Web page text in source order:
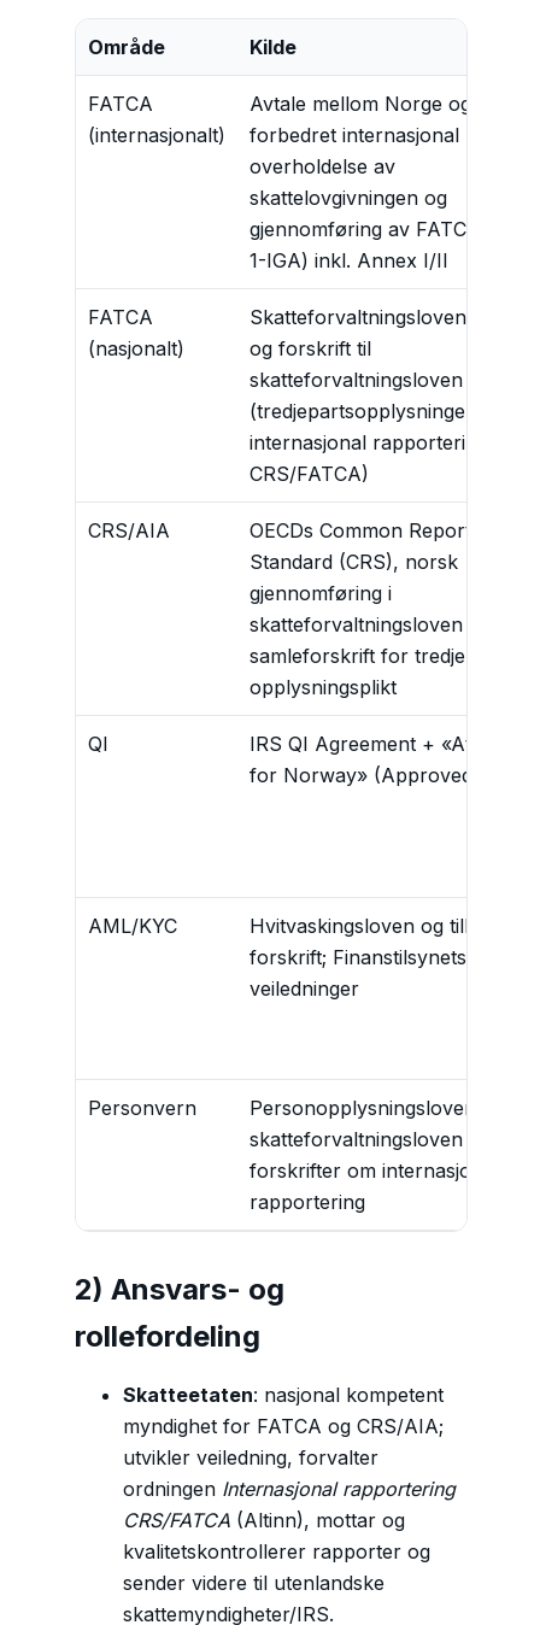
Område Kilde
FATCA
(internasjonalt)
Avtale mellom Norge og USA
forbedret internasjonal
overholdelse av
skattelovgivningen og
gjennomføring av FATCA
1-IGA) inkl. Annex I/II
FATCA
(nasjonalt)
Skatteforvaltningsloven
og forskrift til
skatteforvaltningsloven
(tredjepartsopplysninger,
internasjonal rapportering
CRS/FATCA)
CRS/AIA
OECDs Common Reporting
Standard (CRS), norsk
gjennomføring i
skatteforvaltningsloven og
samleforskrift for tredjeparters
opplysningsplikt
QI
IRS QI Agreement +
for Norway» (Approved KYC)
AML/KYC
Hvitvaskingsloven og tilhørende
forskrift; Finanstilsynets
veiledninger
Personvern
Personopplysningsloven
skatteforvaltningsloven og
forskrifter om internasjonal
rapportering
2) Ansvars- og
rollefordeling
Skatteetaten: nasjonal kompetent
myndighet for FATCA og CRS/AIA;
utvikler veiledning, forvalter
ordningen Internasjonal rapportering
CRS/FATCA (Altinn), mottar og
kvalitetskontrollerer rapporter og
sender videre til utenlandske
skattemyndigheter/IRS.